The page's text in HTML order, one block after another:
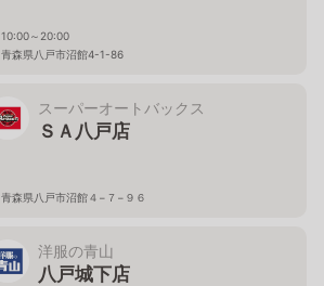
10:00～20:00
青森県八戸市沼館4-1-86
スーパーオートバックス
ＳＡ八戸店
青森県八戸市沼館４−７−９６
洋服の青山
八戸城下店